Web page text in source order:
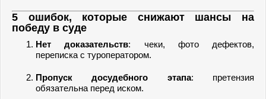
5 ошибок, которые снижают шансы на
победу в суде
Нет доказательств: чеки, фото дефектов,
переписка с туроператором.
Пропуск досудебного этапа: претензия
обязательна перед иском.